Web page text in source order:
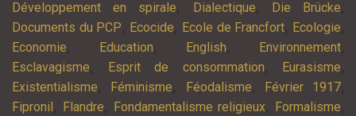
Développement en spirale, Dialectique, Die Brücke,
Documents du PCP, Ecocide, Ecole de Francfort, Ecologie,
Economie, Education, English, Environnement,
Esclavagisme, Esprit de consommation, Eurasisme,
Existentialisme, Féminisme, Féodalisme, Février 1917,
Fipronil , Flandre, Fondamentalisme religieux, Formalisme,